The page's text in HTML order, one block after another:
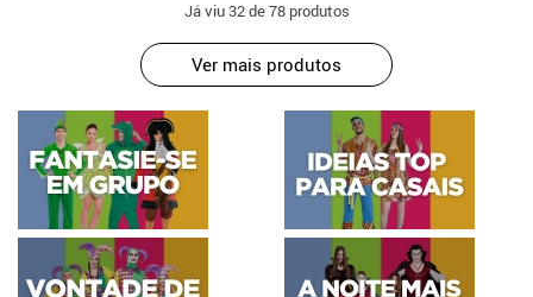
Já viu32de 78 produtos
Ver mais produtos